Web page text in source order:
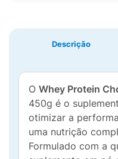
Descrição
O Whey Protein
450g é o
otimizar a
uma nutrição
Formulado com a